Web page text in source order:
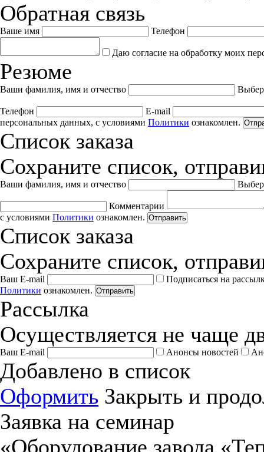
Обратная связь
Ваше имя Телефон
Даю согласие на обработку моих
Резюме
Ваши фамилия, имя и отчество
Телефон
E-mail
персональных данных, с условиями Политики ознакомлен.
Список заказа
Сохраните список,
Ваши фамилия, имя и отчество
Комментарии
с условиями Политики ознакомлен. Отправить
Список заказа
Сохраните список,
Ваш E-mail
Подписаться на
Политики ознакомлен. Отправить
Рассылка
Осуществляется не чаще
Ваш E-mail Анонсы новостей
Добавлено в список
Оформить Закрыть и
Заявка на семинар
«Оборудование завода